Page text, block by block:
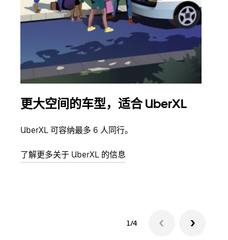
更大空间的车型，适合 UberXL
UberXL 可容纳最多 6 人同行。
了解更多关于 UberXL 的信息
1/4